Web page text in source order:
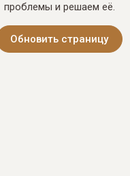
проблемы и решаем её.
Обновить страницу